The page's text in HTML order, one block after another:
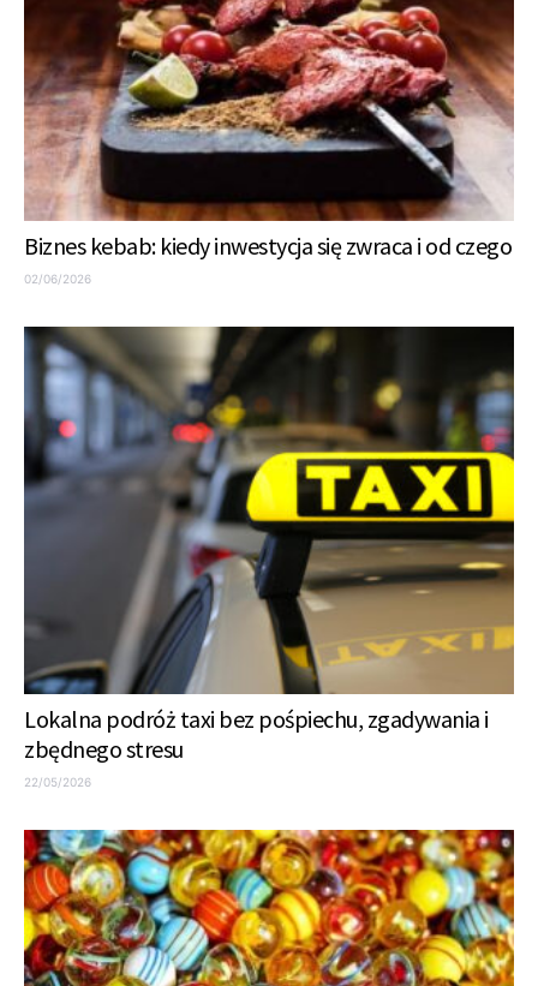
Biznes kebab: kiedy inwestycja się zwraca i od czego
02/06/2026
Lokalna podróż taxi bez pośpiechu, zgadywania i
zbędnego stresu
22/05/2026